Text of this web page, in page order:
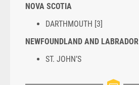
NOVA SCOTIA
DARTHMOUTH [3]
NEWFOUNDLAND AND LABRADOR
ST. JOHN’S